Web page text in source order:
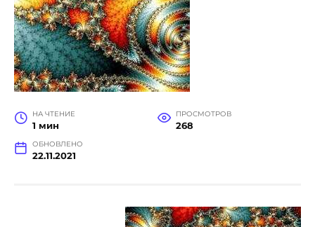
НА ЧТЕНИЕ
1 мин
ПРОСМОТРОВ
268
ОБНОВЛЕНО
22.11.2021